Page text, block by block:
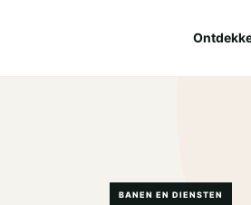
BANEN EN DIENSTEN